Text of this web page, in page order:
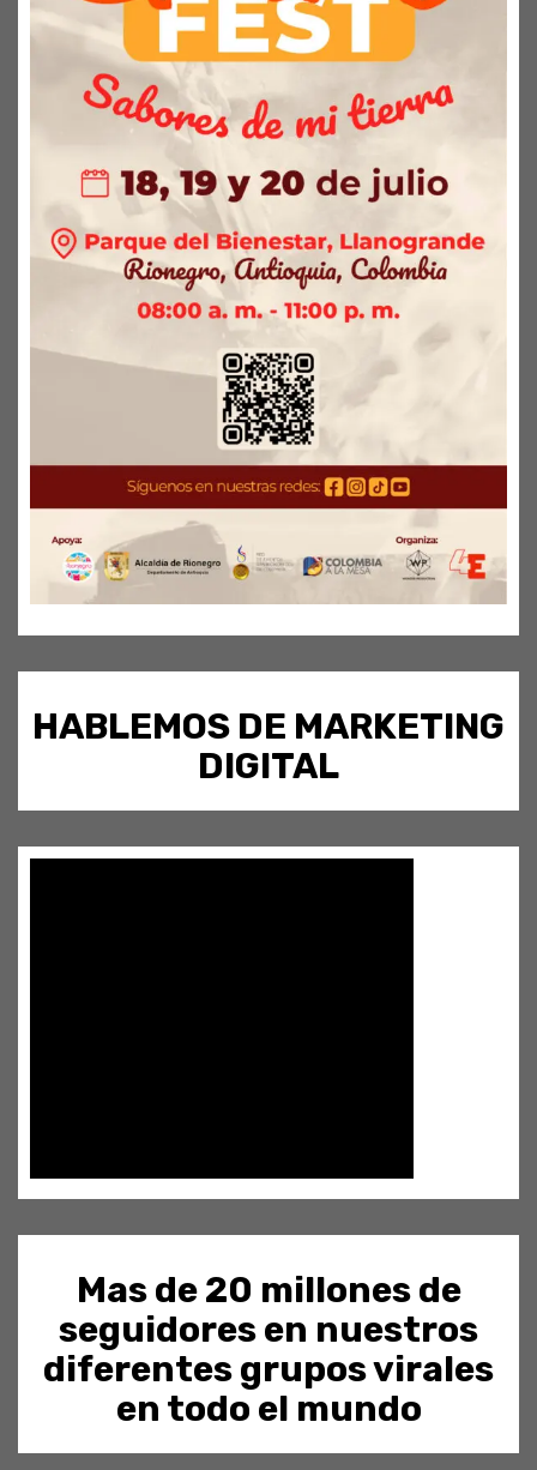
HABLEMOS DE MARKETING
DIGITAL
Mas de 20 millones de
seguidores en nuestros
diferentes grupos virales
en todo el mundo